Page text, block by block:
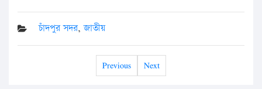
চাঁদপুর সদর,জাতীয়
Previous Next